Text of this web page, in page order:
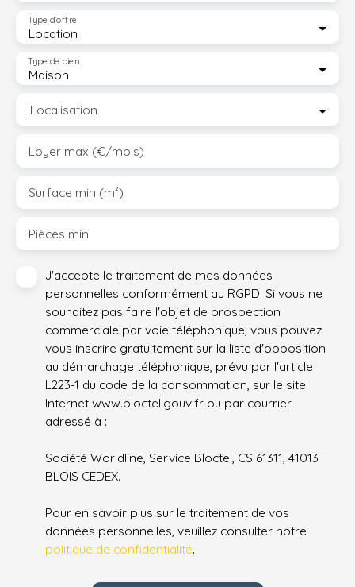
Location
Type d'offre
Maison
Type de bien
Localisation
Loyer max (€/mois)
Surface min (m²)
Pièces min
J'accepte le traitement de mes données
personnelles conformément au RGPD. Si vous ne
souhaitez pas faire l'objet de prospection
commerciale par voie téléphonique, vous pouvez
vous inscrire gratuitement sur la liste d'opposition
au démarchage téléphonique, prévu par l'article
L223-1 du code de la consommation, sur le site
Internet www.bloctel.gouv.fr ou par courrier
adressé à :
Société Worldline, Service Bloctel, CS 61311, 41013
BLOIS CEDEX.
Pour en savoir plus sur le traitement de vos
données personnelles, veuillez consulter notre
politique de confidentialité.